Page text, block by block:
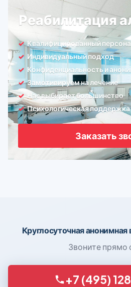
Реабилитация
Квалифицированный
Индивидуальный подход
Конфиденциальность и
Замотивируем на лечение
Нас выбирает большинство
Психологическая поддержка
Заказать
Круглосуточная
Звоните прямо
+7 (495)